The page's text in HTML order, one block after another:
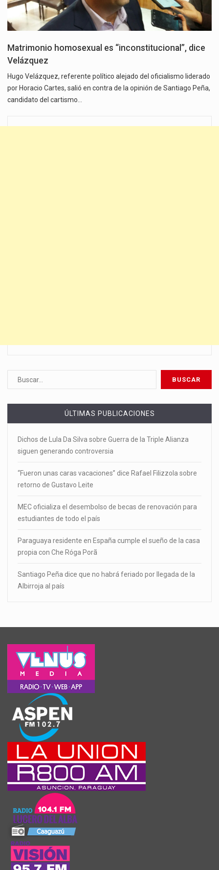
Matrimonio homosexual es “inconstitucional”, dice
Velázquez
Hugo Velázquez, referente político alejado del oficialismo liderado
por Horacio Cartes, salió en contra de la opinión de Santiago Peña,
candidato del cartismo…
ÚLTIMAS PUBLICACIONES
Dichos de Lula Da Silva sobre Guerra de la Triple Alianza
siguen generando controversia
“Fueron unas caras vacaciones” dice Rafael Filizzola sobre
retorno de Gustavo Leite
MEC oficializa el desembolso de becas de renovación para
estudiantes de todo el país
Paraguaya residente en España cumple el sueño de la casa
propia con Che Róga Porã
Santiago Peña dice que no habrá feriado por llegada de la
Albirroja al país